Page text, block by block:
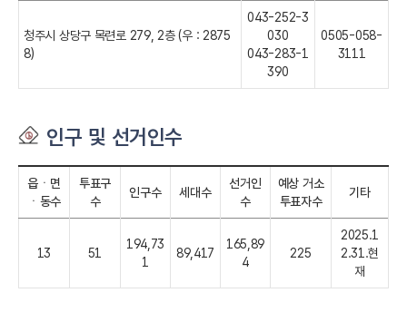
청주시 상당구 목련로 279, 2층 (우 : 2875
8)
043-252-3
030
043-283-1
390
0505-058-
3111
인구 및 선거인수
읍ㆍ면
ㆍ동수
투표구
수
인구수 세대수
선거인
수
예상 거소
투표자수
기타
13 51
194,73
1
89,417
165,89
4
225
2025.1
2.31.현
재